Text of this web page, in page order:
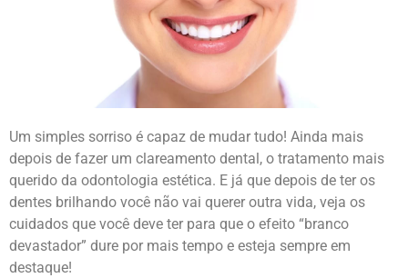
Um simples sorriso é capaz de mudar tudo! Ainda mais
depois de fazer um clareamento dental, o tratamento mais
querido da odontologia estética. E já que depois de ter os
dentes brilhando você não vai querer outra vida, veja os
cuidados que você deve ter para que o efeito “branco
devastador” dure por mais tempo e esteja sempre em
destaque!